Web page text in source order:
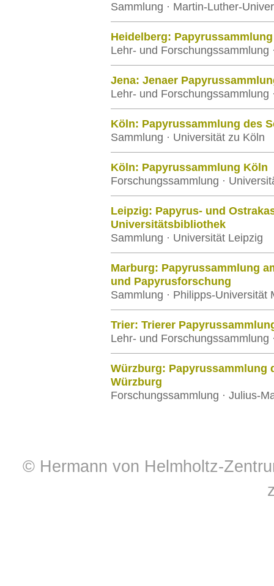
Sammlung · Martin-Luther-
Heidelberg:
Lehr- und Forschungssammlung
Jena: Jenaer
Lehr- und
Köln: Papyrussammlung des
Sammlung · Universität zu Köln
Köln: Papyrussammlung Köln
Forschungssammlung ·
Leipzig: Papyrus- und
Universitätsbibliothek
Sammlung · Universität Leipzig
Marburg: Papyrussammlung
und Papyrusforschung
Sammlung · Philipps-Universität
Trier: Trierer
Lehr- und Forschungssammlung
Würzburg: Papyrussammlung
Würzburg
Forschungssammlung · Julius-
© Hermann von Helmholtz-